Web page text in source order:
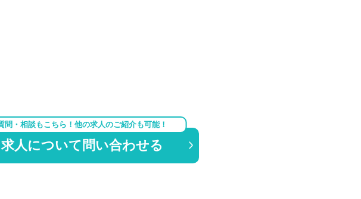
問・相談もこちら！他の求人のご紹介も可能！
求人について問い合わせる